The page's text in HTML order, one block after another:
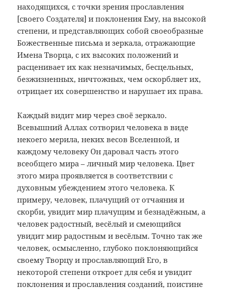
находящихся, с точки зрения прославления
[своего Создателя] и поклонения Ему, на высокой
степени, и представляющих собой своеобразные
Божественные письма и зеркала, отражающие
Имена Творца, с их высоких положений и
расценивает их как незначимых, бесцельных,
безжизненных, ничтожных, чем оскорбляет их,
отрицает их совершенство и нарушает их права.
Каждый видит мир через своё зеркало.
Всевышний Аллах сотворил человека в виде
некоего мерила, неких весов Вселенной, и
каждому человеку Он даровал часть этого
всеобщего мира – личный мир человека. Цвет
этого мира проявляется в соответствии с
духовным убеждением этого человека. К
примеру, человек, плачущий от отчаяния и
скорби, увидит мир плачущим и безнадёжным, а
человек радостный, весёлый и смеющийся
увидит мир радостным и весёлым. Точно так же
человек, осмысленно, глубоко поклоняющийся
своему Творцу и прославляющий Его, в
некоторой степени откроет для себя и увидит
поклонения и прославления созданий, поистине